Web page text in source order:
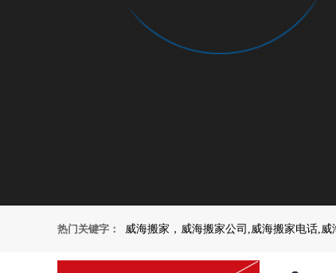
热门关键字： 威海搬家，威海搬家公司,威海搬家电话,威